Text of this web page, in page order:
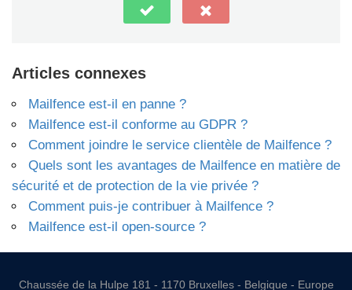
Articles connexes
Mailfence est-il en panne ?
Mailfence est-il conforme au GDPR ?
Comment joindre le service clientèle de Mailfence ?
Quels sont les avantages de Mailfence en matière de
sécurité et de protection de la vie privée ?
Comment puis-je contribuer à Mailfence ?
Mailfence est-il open-source ?
Chaussée de la Hulpe 181 - 1170 Bruxelles - Belgique - Europe